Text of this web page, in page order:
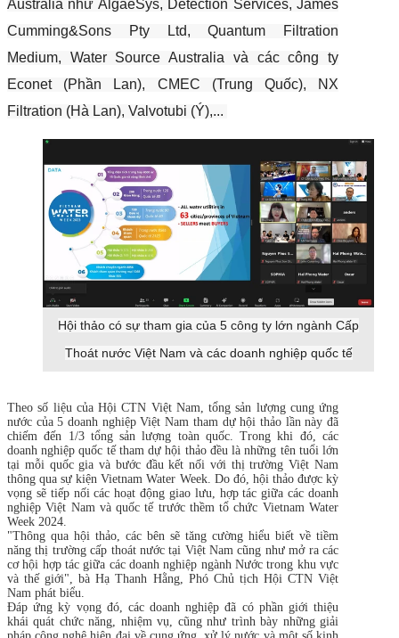
Australia như AlgaeSys, Detection Services, James
Cumming&Sons Pty Ltd, Quantum Filtration
Medium, Water Source Australia và các công ty
Econet (Phần Lan), CMEC (Trung Quốc), NX
Filtration (Hà Lan), Valvotubi (Ý),...
Hội thảo có sự tham gia của 5 công ty lớn ngành Cấp
Thoát nước Việt Nam và các doanh nghiệp quốc tế
Theo số liệu của Hội CTN Việt Nam, tổng sản lượng cung ứng
nước của 5 doanh nghiệp Việt Nam tham dự hội thảo lần này đã
chiếm đến 1/3 tổng sản lượng toàn quốc. Trong khi đó, các
doanh nghiệp quốc tế tham dự hội thảo đều là những tên tuổi lớn
tại mỗi quốc gia và bước đầu kết nối với thị trường Việt Nam
thông qua sự kiện Vietnam Water Week. Do đó, hội thảo được kỳ
vọng sẽ tiếp nối các hoạt động giao lưu, hợp tác giữa các doanh
nghiệp Việt Nam và quốc tế trước thềm tổ chức Vietnam Water
Week 2024.
"Thông qua hội thảo, các bên sẽ tăng cường hiểu biết về tiềm
năng thị trường cấp thoát nước tại Việt Nam cũng như mở ra các
cơ hội hợp tác giữa các doanh nghiệp ngành Nước trong khu vực
và thế giới", bà Hạ Thanh Hằng, Phó Chủ tịch Hội CTN Việt
Nam phát biểu.
Đáp ứng kỳ vọng đó, các doanh nghiệp đã có phần giới thiệu
khái quát chức năng, nhiệm vụ, cũng như trình bày những giải